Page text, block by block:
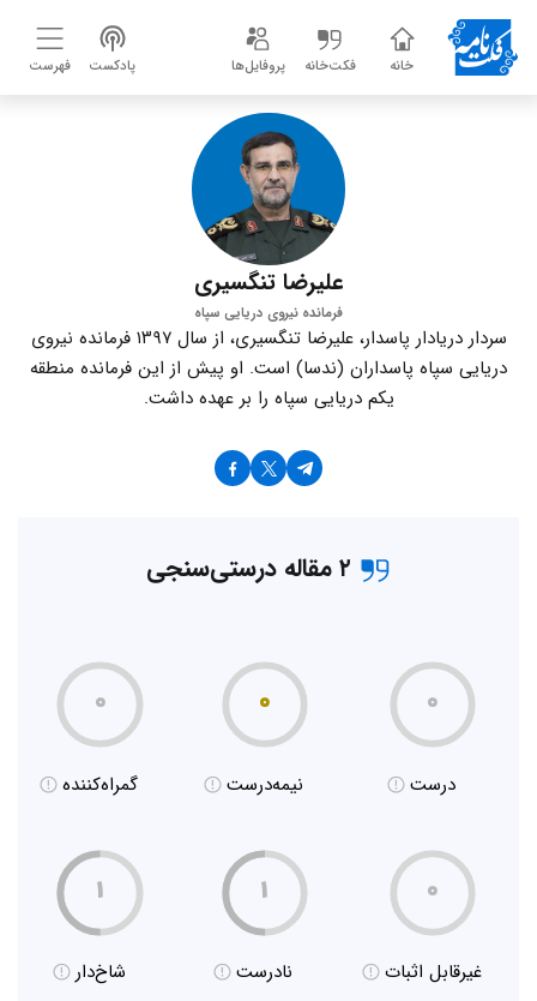
خانه فکت‌خانه پروفایل‌ها پادکست فهرست
علیرضا تنگسیری
فرمانده نیروی دریایی سپاه
سردار دریادار پاسدار، علیرضا تنگسیری، از سال ۱۳۹۷ فرمانده نیروی
دریایی سپاه پاسداران (ندسا) است. او پیش از این فرمانده منطقه
یکم دریایی سپاه را بر عهده داشت.
۲ مقاله درستی‌سنجی
۰
درست
۰
نیمه‌درست
۰
گمراه‌کننده
۰
غیر‌قابل اثبات
۱
نادرست
۱
شاخ‌دار